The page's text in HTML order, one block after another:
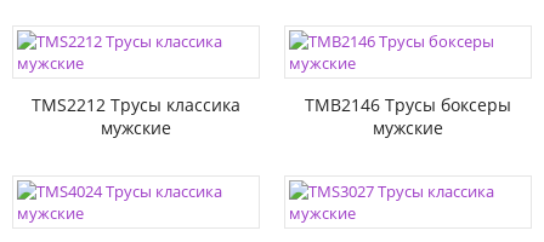
TMS2212 Трусы классика
мужские
TMB2146 Трусы боксеры
мужские